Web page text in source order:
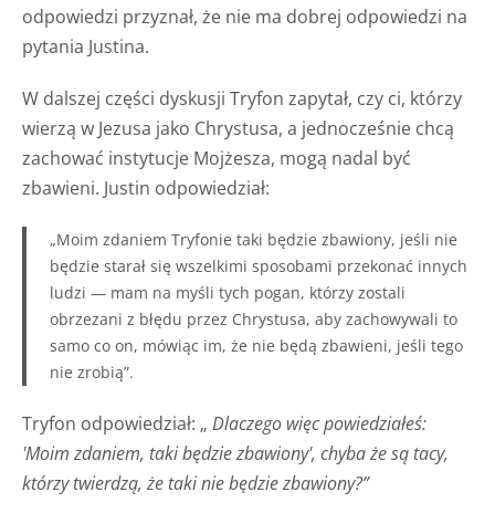
odpowiedzi przyznał, że nie ma dobrej odpowiedzi na
pytania Justina.
W dalszej części dyskusji Tryfon zapytał, czy ci, którzy
wierzą w Jezusa jako Chrystusa, a jednocześnie chcą
zachować instytucje Mojżesza, mogą nadal być
zbawieni. Justin odpowiedział:
„Moim zdaniem Tryfonie taki będzie zbawiony, jeśli nie
będzie starał się wszelkimi sposobami przekonać innych
ludzi — mam na myśli tych pogan, którzy zostali
obrzezani z błędu przez Chrystusa, aby zachowywali to
samo co on, mówiąc im, że nie będą zbawieni, jeśli tego
nie zrobią”.
Tryfon odpowiedział: „ Dlaczego więc powiedziałeś:
'Moim zdaniem, taki będzie zbawiony', chyba że są tacy,
którzy twierdzą, że taki nie będzie zbawiony?”